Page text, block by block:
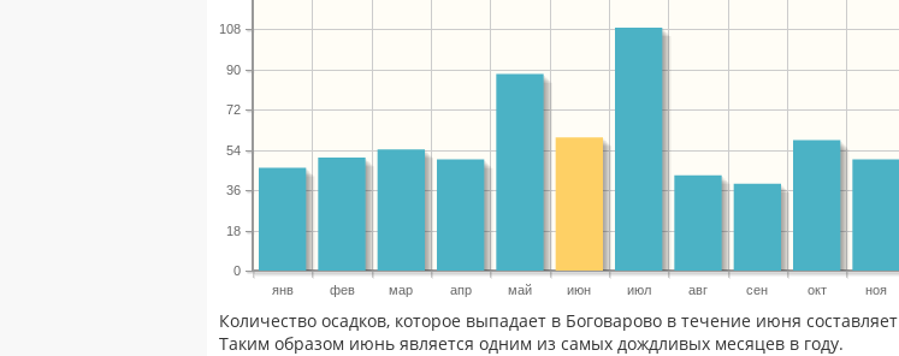
янв фев мар апр май июн июл авг сен окт ноя
0
18
36
54
72
90
108
Количество осадков, которое выпадает в Боговарово в течение июня составляет
Таким образом июнь является одним из самых дождливых месяцев в году.